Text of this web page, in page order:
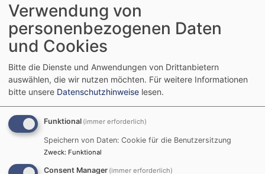
Verwendung von
personenbezogenen Daten
und Cookies
Bitte die Dienste und Anwendungen von Drittanbietern
auswählen, die wir nutzen möchten. Für weitere Informationen
bitte unsere Datenschutzhinweise lesen.
Funktional (immer erforderlich)
Speichern von Daten: Cookie für die Benutzersitzung
Zweck: Funktional
Consent Manager (immer erforderlich)